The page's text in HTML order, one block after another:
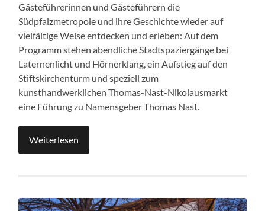
Gästeführerinnen und Gästeführern die
Südpfalzmetropole und ihre Geschichte wieder auf
vielfältige Weise entdecken und erleben: Auf dem
Programm stehen abendliche Stadtspaziergänge bei
Laternenlicht und Hörnerklang, ein Aufstieg auf den
Stiftskirchenturm und speziell zum
kunsthandwerklichen Thomas-Nast-Nikolausmarkt
eine Führung zu Namensgeber Thomas Nast.
Weiterlesen